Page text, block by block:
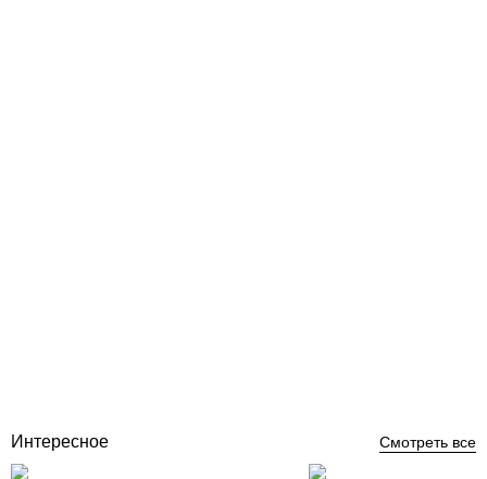
Интересное Смотреть все